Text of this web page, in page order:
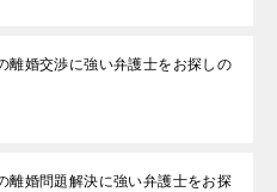
離婚交渉に強い弁護士をお探しの
離婚問題解決に強い弁護士をお探